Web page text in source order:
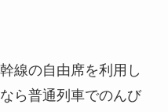
線の自由席を利用し
ら普通列車でのんび